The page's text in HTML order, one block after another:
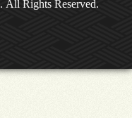
. All Rights Reserved.